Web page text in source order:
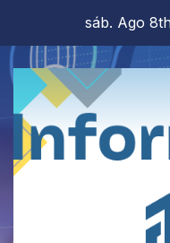
contenido
sáb. Ago